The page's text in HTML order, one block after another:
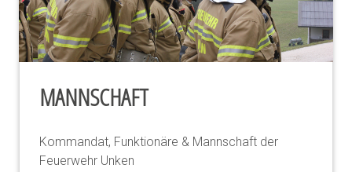
MANNSCHAFT
Kommandat, Funktionäre & Mannschaft der
Feuerwehr Unken